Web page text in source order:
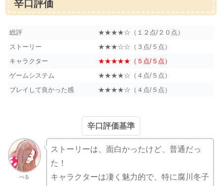
辛口評価
総評
★★★★☆（１２点/２０点）
ストーリー
★★★☆☆（３点/５点）
キャラクター
★★★★★（５点/５点）
ゲームシステム
★★★★☆（４点/５点）
プレイして良かった感
★★★★☆（４点/５点）
辛口評価基準
べる
ストーリーは、面白かったけど、普通だっ
た！
キャラクターは凄く魅力的で、特に腐川冬子